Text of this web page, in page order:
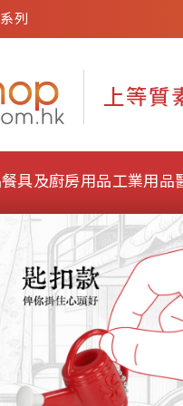
列
餐具及廚房用品工業用品